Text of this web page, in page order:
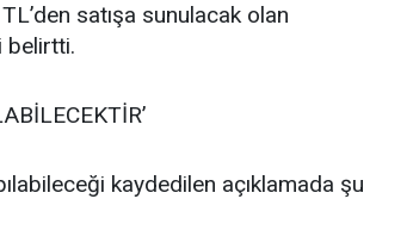
satışa sunulacak olan
belirtti.
kaydedilen açıklamada şu